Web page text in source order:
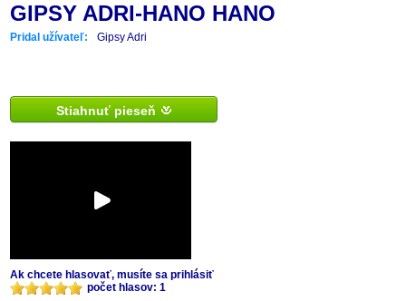
GIPSY ADRI-HANO HANO
Pridal užívateľ: Gipsy Adri
Stiahnuť pieseň
Ak chcete hlasovať, musíte sa prihlásiť
počet hlasov: 1